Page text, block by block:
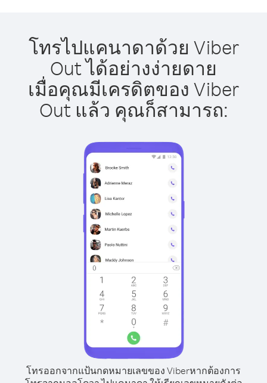
โทรไปแคนาดาด้วย Viber
Out ได้อย่างง่ายดาย
เมื่อคุณมีเครดิตของ Viber
Out แล้ว คุณก็สามารถ:
โทรออกจากแป้นกดหมายเลขของ Viberหากต้องการ